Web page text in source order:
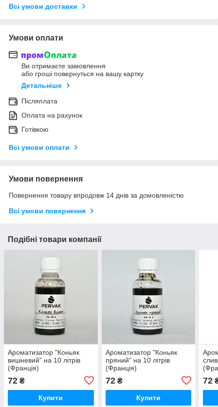
Всі умови доставки
Умови оплати
Ви отримаєте замовлення
або гроші повернуться на вашу картку
Детальніше
Післяплата
Оплата на рахунок
Готівкою
Всі умови оплати
Умови повернення
Повернення товару впродовж 14 днів за домовленістю
Всі умови повернення
Подібні товари компанії
Ароматизатор "Коньяк
вишневий" на 10 літрів
(Франція)
72 ₴
Купити
Ароматизатор "Коньяк
пряний" на 10 літрів
(Франція)
72₴
Купити
72